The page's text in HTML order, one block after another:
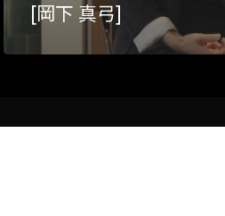
[岡下 真弓]